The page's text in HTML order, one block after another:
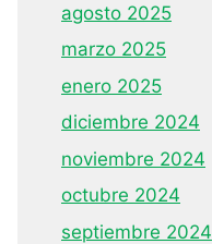
agosto 2025
marzo 2025
enero 2025
diciembre 2024
noviembre 2024
octubre 2024
septiembre 2024